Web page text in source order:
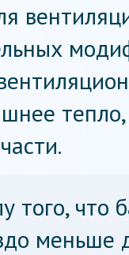
того, что
меньше